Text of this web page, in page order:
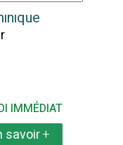
IMMÉDIAT
savoir+